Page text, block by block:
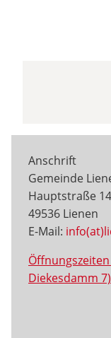
Anschrift
Gemeinde
Hauptstraße 14
49536 Lienen
E-Mail:
Diekesdamm 7)